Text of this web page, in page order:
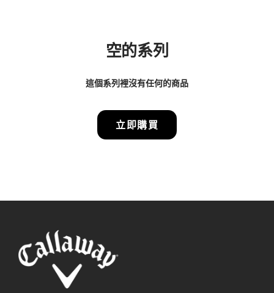
空的系列
這個系列裡沒有任何的商品
立即購買